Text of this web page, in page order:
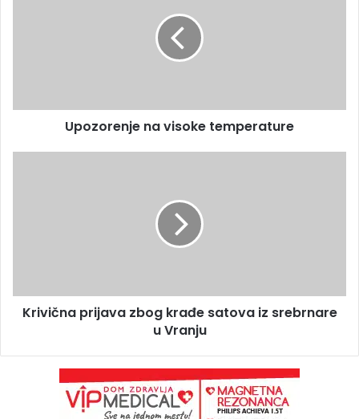
Upozorenje na visoke temperature
Krivična prijava zbog krađe satova iz srebrnare
u Vranju